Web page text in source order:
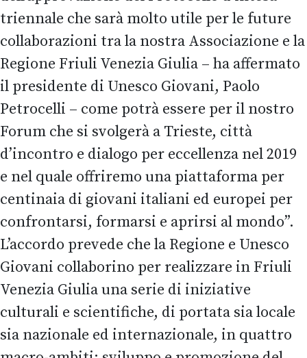
triennale che sarà molto utile per le future
collaborazioni tra la nostra Associazione e la
Regione Friuli Venezia Giulia – ha affermato
il presidente di Unesco Giovani, Paolo
Petrocelli – come potrà essere per il nostro
Forum che si svolgerà a Trieste, città
d’incontro e dialogo per eccellenza nel 2019
e nel quale offriremo una piattaforma per
centinaia di giovani italiani ed europei per
confrontarsi, formarsi e aprirsi al mondo”.
L’accordo prevede che la Regione e Unesco
Giovani collaborino per realizzare in Friuli
Venezia Giulia una serie di iniziative
culturali e scientifiche, di portata sia locale
sia nazionale ed internazionale, in quattro